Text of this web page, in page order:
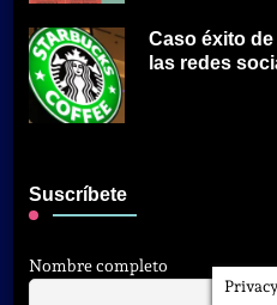
Caso éxito
las redes
Suscríbete
Nombre completo